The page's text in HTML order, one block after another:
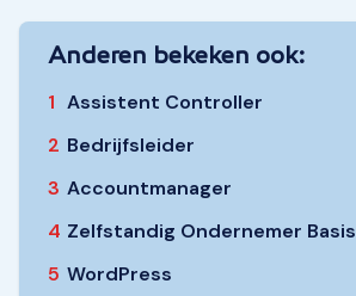
Anderen bekeken ook:
1 Assistent Controller
2 Bedrijfsleider
3 Accountmanager
4 Zelfstandig Ondernemer Basis
5 WordPress